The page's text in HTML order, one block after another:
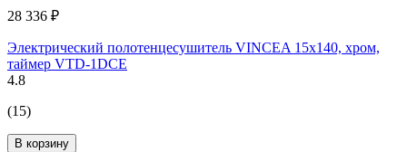
28 336 ₽
Электрический полотенцесушитель VINCEA 15x140, хром,
таймер VTD-1DCE
4.8
(15)
В корзину